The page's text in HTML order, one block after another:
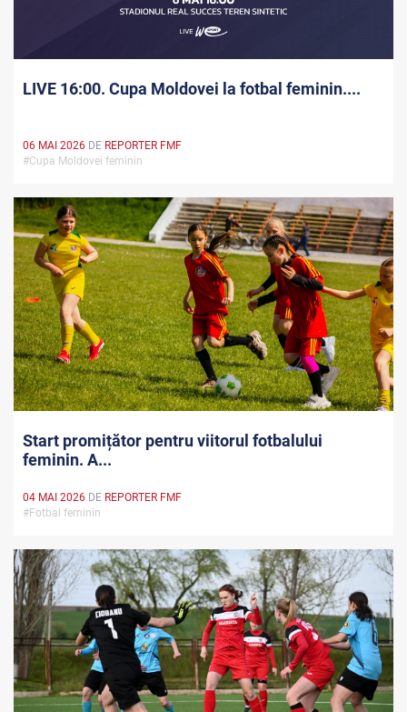
LIVE 16:00. Cupa Moldovei la fotbal feminin....
06 MAI 2026 DE REPORTER FMF
#Cupa Moldovei feminin
Start promițător pentru viitorul fotbalului
feminin. A...
04 MAI 2026 DE REPORTER FMF
#Fotbal feminin